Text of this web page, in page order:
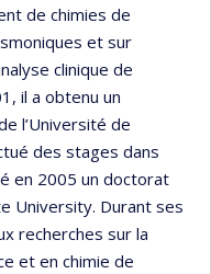
de chimies de
et sur
clinique de
il a obtenu un
l’Université de
des stages dans
en 2005 un doctorat
University. Durant ses
recherches sur la
et en chimie de